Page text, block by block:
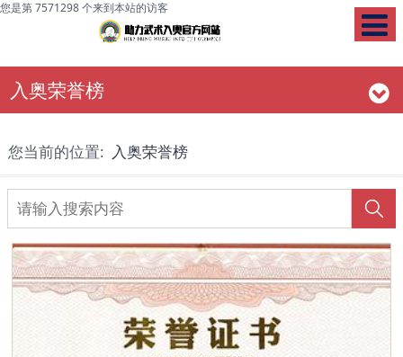
您是第 7571298 个来到本站的访客
入奥荣誉榜
您当前的位置: 入奥荣誉榜